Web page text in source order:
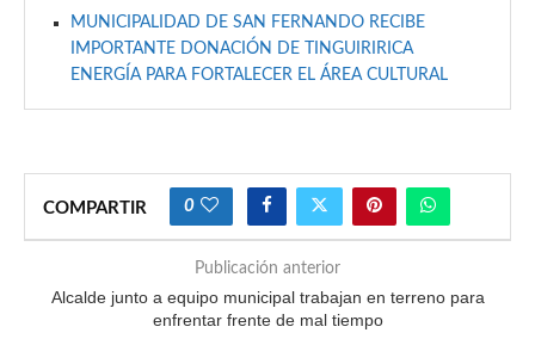
MUNICIPALIDAD DE SAN FERNANDO RECIBE
IMPORTANTE DONACIÓN DE TINGUIRIRICA
ENERGÍA PARA FORTALECER EL ÁREA CULTURAL
COMPARTIR 0
Publicación anterior
Alcalde junto a equipo municipal trabajan en terreno para
enfrentar frente de mal tiempo